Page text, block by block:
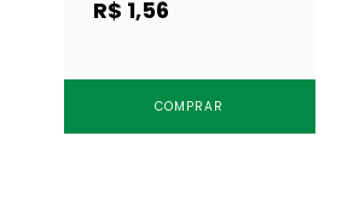
R$ 1,56
COMPRAR